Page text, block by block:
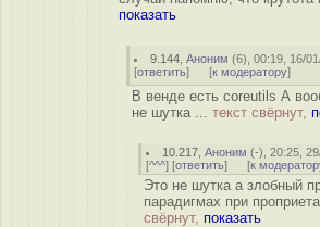
показать
9.144 ,Аноним (6), 00:19, 16/
[ответить] [к модератору]
В венде есть coreutils А
не шутка ... текст свёрнут,
10.217 ,Аноним (-), 20:25,
[^^^] [ответить] [к
Это не шутка а злобный
парадигмах при
свёрнут, показать